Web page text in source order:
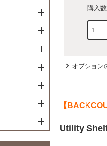
購入数
オプション
【
Utility